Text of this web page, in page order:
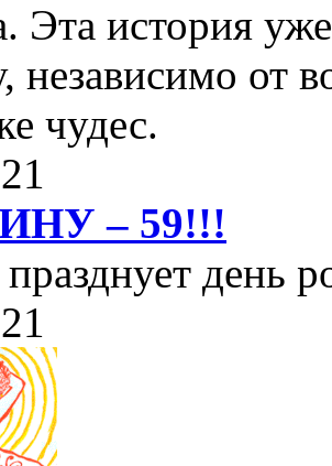
Эта история
независимо от
чудес.
– 59!!!
день